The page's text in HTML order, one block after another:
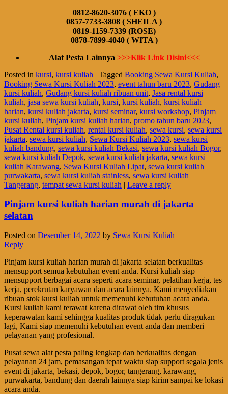
0812-8620-3076 ( EKO )
0857-7733-3808 ( SHEILA )
0819-1159-7339 (ROSE)
0878-7899-4040 ( WITA )
Alat Pesta Lainnya >>>Klik Link Disini<<<
Posted in kursi, kursi kuliah | Tagged Booking Sewa Kursi Kuliah,
Booking Sewa Kursi Kuliah 2023, event tahun baru 2023, Gudang
kursi kuliah, Gudang kursi kuliah ribuan unit, Jasa rental kursi
kuliah, jasa sewa kursi kuliah, kursi, kursi kuliah, kursi kuliah
harian, kursi kuliah jakarta, kursi seminar, kursi workshop, Pinjam
kursi kuliah, Pinjam kursi kuliah harian, promo tahun baru 2023,
Pusat Rental kursi kuliah, rental kursi kuliah, sewa kursi, sewa kursi
jakarta, sewa kursi kuliah, Sewa Kursi Kuliah 2023, sewa kursi
kuliah bandung, sewa kursi kuliah Bekasi, sewa kursi kuliah Bogor,
sewa kursi kuliah Depok, sewa kursi kuliah jakarta, sewa kursi
kuliah Karawang, Sewa Kursi Kuliah Lipat, sewa kursi kuliah
purwakarta, sewa kursi kuliah stainless, sewa kursi kuliah
Tangerang, tempat sewa kursi kuliah | Leave a reply
Pinjam kursi kuliah harian murah di jakarta
selatan
Posted on Desember 14, 2022 by Sewa Kursi Kuliah
Reply
Pinjam kursi kuliah harian murah di jakarta selatan berkualitas
mensupport semua kebutuhan event anda. Kursi kuliah siap
mensupport berbagai acara seperti acara seminar, pelatihan kerja, tes
kerja, perekrutan karyawan dan acara lainnya. Kami menyediakan
ribuan stok kursi kuliah untuk memenuhi kebutuhan acara anda.
Kursi kuliah kami terawat karena dirawat oleh tim khusus
keperawatan kami sehingga kualitas produk tidak perlu diragukan
lagi, Kami siap memenuhi kebutuhan event anda dan memberi
pelayanan yang profesional.
Pusat sewa alat pesta paling lengkap dan berkualitas dengan
pelayanan 24 jam, pemasangan tepat waktu siap support segala jenis
event di jakarta, bekasi, depok, bogor, tangerang, karawang,
purwakarta, bandung dan daerah lainnya siap kirim sampai ke lokasi
acara anda.